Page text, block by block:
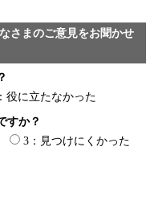
さまのご意見をお聞かせ
役に立たなかった
すか？
3：見つけにくかった